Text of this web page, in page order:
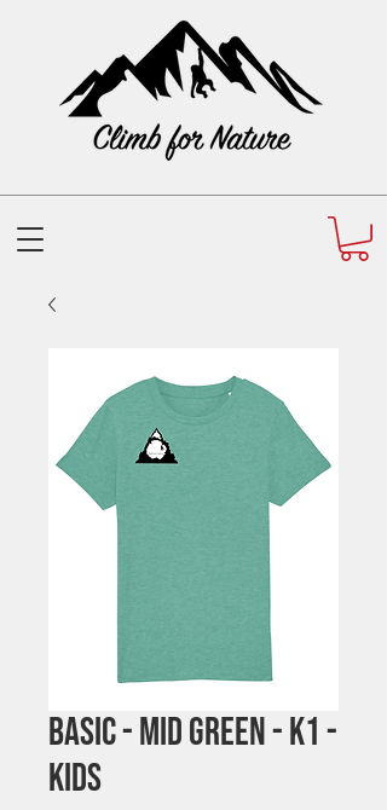
Basic - Mid Green - K1 -
Kids